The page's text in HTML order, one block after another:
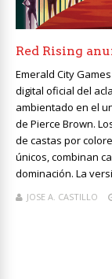
Red Rising
Emerald City
digital oficial del
ambientado en el
de Pierce Brown.
de castas por
únicos, combinan
dominación. La
JOSE A. CASTILLO